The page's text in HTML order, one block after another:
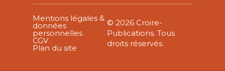
Mentions légales &
données
personnelles
CGV
Plan du site
© 2026 Croire-
Publications. Tous
droits réservés.